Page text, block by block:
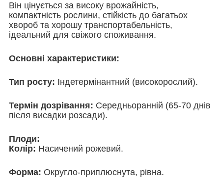
Він цінується за високу врожайність,
компактність рослини, стійкість до багатьох
хвороб та хорошу транспортабельність,
ідеальний для свіжого споживання.
Основні характеристики:
Тип росту: Індетермінантний (високорослий).
Термін дозрівання: Середньоранній (65-70 днів
після висадки розсади).
Плоди:
Колір: Насичений рожевий.
Форма: Округло-приплюснута, рівна.